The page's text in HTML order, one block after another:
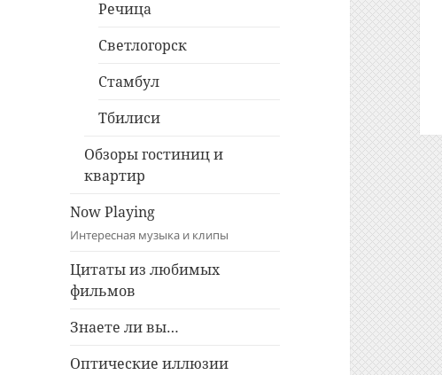
Речица
Светлогорск
Стамбул
Тбилиси
Обзоры гостиниц и
квартир
Now Playing
Интересная музыка и клипы
Цитаты из любимых
фильмов
Знаете ли вы…
Оптические иллюзии